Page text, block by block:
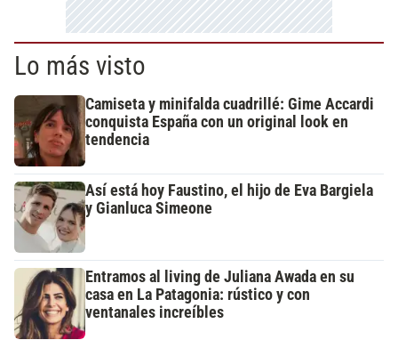
Lo más visto
Camiseta y minifalda cuadrillé: Gime Accardi
conquista España con un original look en
tendencia
Así está hoy Faustino, el hijo de Eva Bargiela
y Gianluca Simeone
Entramos al living de Juliana Awada en su
casa en La Patagonia: rústico y con
ventanales increíbles